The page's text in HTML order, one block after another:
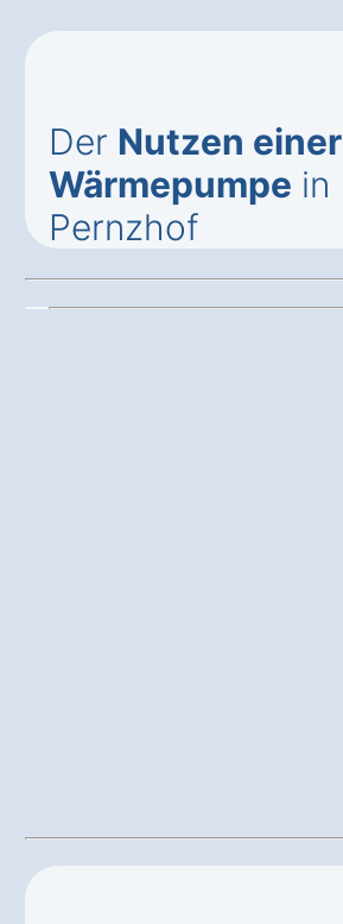
Der Nutzen einer
Wärmepumpe in
Pernzhof